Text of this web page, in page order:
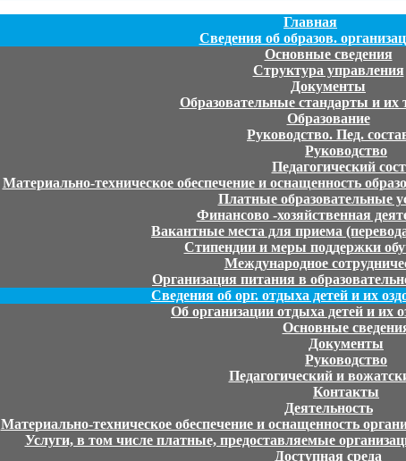
Главная
Сведения об образов.
Основные сведения
Структура управления
Документы
Образовательные стандарты и их
Образование
Руководство. Пед.
Руководство
Педагогический
Материально-техническое обеспечение и оснащенность
Платные образовательные
Финансово -хозяйственная
Вакантные места для приема
Стипендии и меры поддержки
Международное
Организация питания в
Сведения об орг. отдыха детей и их
Об организации отдыха детей и их
Основные
Документы
Руководство
Педагогический и
Контакты
Деятельность
Материально-техническое обеспечение и оснащенность
Услуги, в том числе платные, предоставляемые
Доступная среда